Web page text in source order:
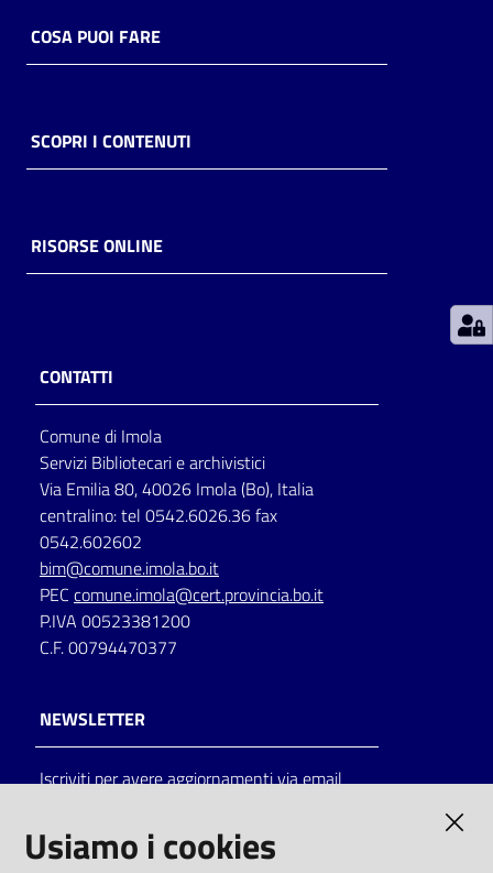
Piani
Decentrate
Seguici
su
on line
COSA PUOI FARE
SCOPRI I CONTENUTI
RISORSE ONLINE
CONTATTI
Comune di Imola
Servizi Bibliotecari e archivistici
Via Emilia 80, 40026 Imola (Bo), Italia
centralino: tel 0542.6026.36 fax
0542.602602
bim@comune.imola.bo.it
PEC comune.imola@cert.provincia.bo.it
P.IVA 00523381200
C.F. 00794470377
NEWSLETTER
Iscriviti per avere aggiornamenti via email
Usiamo i cookies